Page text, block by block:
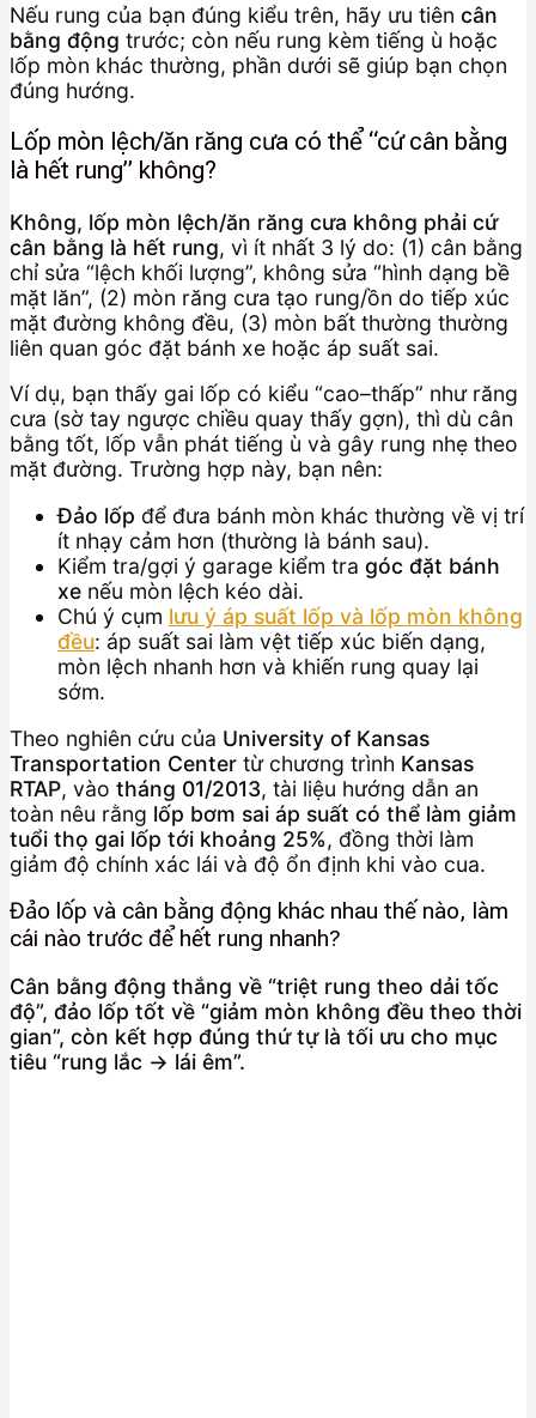
Nếu rung của bạn đúng kiểu trên, hãy ưu tiên cân
bằng động trước; còn nếu rung kèm tiếng ù hoặc
lốp mòn khác thường, phần dưới sẽ giúp bạn chọn
đúng hướng.
Lốp mòn lệch/ăn răng cưa có thể “cứ cân bằng
là hết rung” không?
Không, lốp mòn lệch/ăn răng cưa không phải cứ
cân bằng là hết rung, vì ít nhất 3 lý do: (1) cân bằng
chỉ sửa “lệch khối lượng”, không sửa “hình dạng bề
mặt lăn”, (2) mòn răng cưa tạo rung/ồn do tiếp xúc
mặt đường không đều, (3) mòn bất thường thường
liên quan góc đặt bánh xe hoặc áp suất sai.
Ví dụ, bạn thấy gai lốp có kiểu “cao–thấp” như răng
cưa (sờ tay ngược chiều quay thấy gợn), thì dù cân
bằng tốt, lốp vẫn phát tiếng ù và gây rung nhẹ theo
mặt đường. Trường hợp này, bạn nên:
Đảo lốp để đưa bánh mòn khác thường về vị trí
ít nhạy cảm hơn (thường là bánh sau).
Kiểm tra/gợi ý garage kiểm tra góc đặt bánh
xe nếu mòn lệch kéo dài.
Chú ý cụm lưu ý áp suất lốp và lốp mòn không
đều: áp suất sai làm vệt tiếp xúc biến dạng,
mòn lệch nhanh hơn và khiến rung quay lại
sớm.
Theo nghiên cứu của University of Kansas
Transportation Center từ chương trình Kansas
RTAP, vào tháng 01/2013, tài liệu hướng dẫn an
toàn nêu rằng lốp bơm sai áp suất có thể làm giảm
tuổi thọ gai lốp tới khoảng 25%, đồng thời làm
giảm độ chính xác lái và độ ổn định khi vào cua.
Đảo lốp và cân bằng động khác nhau thế nào, làm
cái nào trước để hết rung nhanh?
Cân bằng động thắng về “triệt rung theo dải tốc
độ”, đảo lốp tốt về “giảm mòn không đều theo thời
gian”, còn kết hợp đúng thứ tự là tối ưu cho mục
tiêu “rung lắc → lái êm”.